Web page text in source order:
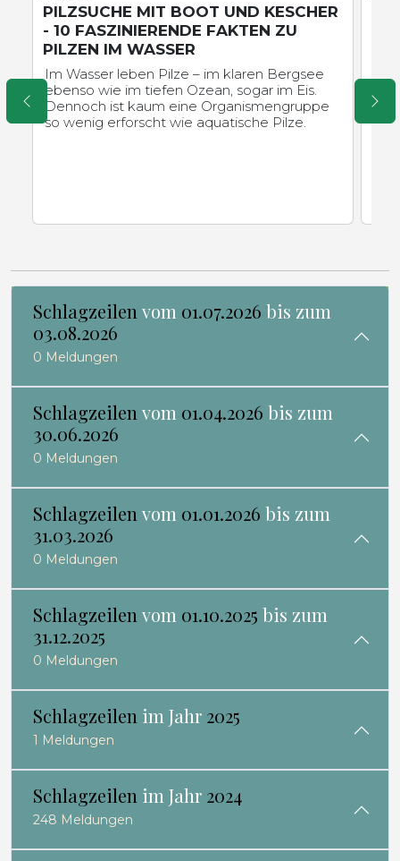
PILZSUCHE MIT BOOT UND KESCHER
- 10 FASZINIERENDE FAKTEN ZU
PILZEN IM WASSER
Im Wasser leben Pilze – im klaren Bergsee
ebenso wie im tiefen Ozean, sogar im Eis.
Dennoch ist kaum eine Organismengruppe
so wenig erforscht wie aquatische Pilze.
wir
Schlagzeilen vom 01.07.2026 bis zum
03.08.2026
0 Meldungen
Schlagzeilen vom 01.04.2026 bis zum
30.06.2026
0 Meldungen
Schlagzeilen vom 01.01.2026 bis zum
31.03.2026
0 Meldungen
Schlagzeilen vom 01.10.2025 bis zum
31.12.2025
0 Meldungen
Schlagzeilen im Jahr 2025
1 Meldungen
Schlagzeilen im Jahr 2024
248 Meldungen